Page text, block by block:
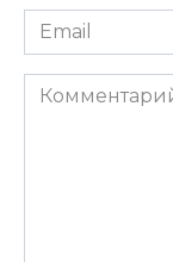
Email
*
Комментарий